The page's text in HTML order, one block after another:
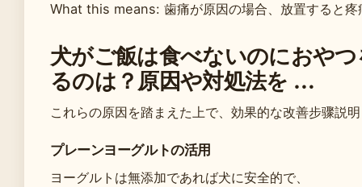
What this means: 歯痛が原因の場合、放置すると疼
犬がご飯は食べないのにおや
るのは？原因や対処法を …
これらの原因を踏まえた上で、効果的な改善步骤説
プレーンヨーグルトの活用
ヨーグルトは無添加であれば犬に安全的で、